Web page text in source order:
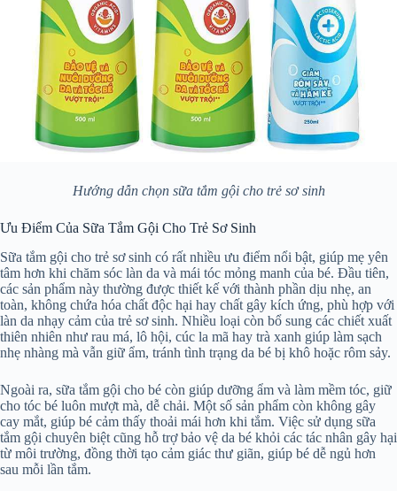
Hướng dẫn chọn sữa tắm gội cho trẻ sơ sinh
Ưu Điểm Của Sữa Tắm Gội Cho Trẻ Sơ Sinh
Sữa tắm gội cho trẻ sơ sinh có rất nhiều ưu điểm nổi bật, giúp mẹ yên
tâm hơn khi chăm sóc làn da và mái tóc mỏng manh của bé. Đầu tiên,
các sản phẩm này thường được thiết kế với thành phần dịu nhẹ, an
toàn, không chứa hóa chất độc hại hay chất gây kích ứng, phù hợp với
làn da nhạy cảm của trẻ sơ sinh. Nhiều loại còn bổ sung các chiết xuất
thiên nhiên như rau má, lô hội, cúc la mã hay trà xanh giúp làm sạch
nhẹ nhàng mà vẫn giữ ẩm, tránh tình trạng da bé bị khô hoặc rôm sảy.
Ngoài ra, sữa tắm gội cho bé còn giúp dưỡng ẩm và làm mềm tóc, giữ
cho tóc bé luôn mượt mà, dễ chải. Một số sản phẩm còn không gây
cay mắt, giúp bé cảm thấy thoải mái hơn khi tắm. Việc sử dụng sữa
tắm gội chuyên biệt cũng hỗ trợ bảo vệ da bé khỏi các tác nhân gây hại
từ môi trường, đồng thời tạo cảm giác thư giãn, giúp bé dễ ngủ hơn
sau mỗi lần tắm.